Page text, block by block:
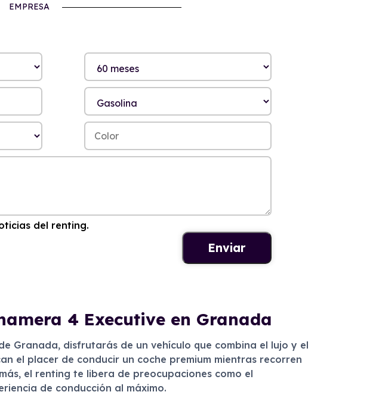
EMPRESA
del renting.
4 Executive en Granada
Granada, disfrutarás de un vehículo que combina el lujo y el
el placer de conducir un coche premium mientras recorren
el renting te libera de preocupaciones como el
de conducción al máximo.